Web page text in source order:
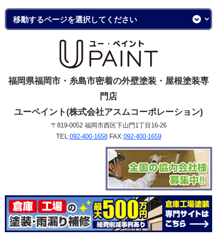
福岡県福岡市・糸島市密着の外壁塗装・屋根塗装専
門店
ユーペイント(株式会社アスムコーポレーション)
〒819-0052 福岡市西区下山門1丁目16-26
TEL:092-400-1658FAX:092-400-1659